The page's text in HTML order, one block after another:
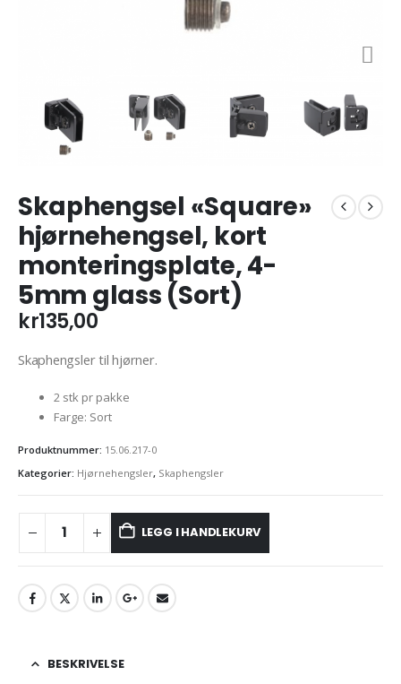
Skaphengsel «Square»
hjørnehengsel, kort
monteringsplate, 4-
5mm glass (Sort)
kr135,00
Skaphengsler til hjørner.
2 stk pr pakke
Farge: Sort
Produktnummer: 15.06.217-0
Kategorier: Hjørnehengsler, Skaphengsler
LEGG I HANDLEKURV
BESKRIVELSE